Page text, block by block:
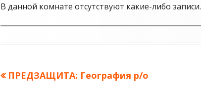
В данной комнате отсутствуют какие-либо записи.
Навигация
Предыдущая
ПРЕДЗАЩИТА: География р/о